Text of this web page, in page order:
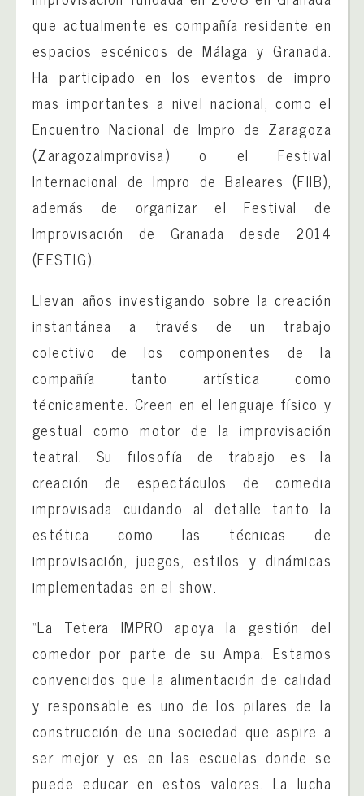
que actualmente es compañía residente en
espacios escénicos de Málaga y Granada.
Ha participado en los eventos de impro
mas importantes a nivel nacional, como el
Encuentro Nacional de Impro de Zaragoza
(ZaragozaImprovisa) o el Festival
Internacional de Impro de Baleares (FIIB),
además de organizar el Festival de
Improvisación de Granada desde 2014
(FESTIG).
Llevan años investigando sobre la creación
instantánea a través de un trabajo
colectivo de los componentes de la
compañía tanto artística como
técnicamente. Creen en el lenguaje físico y
gestual como motor de la improvisación
teatral. Su filosofía de trabajo es la
creación de espectáculos de comedia
improvisada cuidando al detalle tanto la
estética como las técnicas de
improvisación, juegos, estilos y dinámicas
implementadas en el show.
“La Tetera IMPRO apoya la gestión del
comedor por parte de su Ampa. Estamos
convencidos que la alimentación de calidad
y responsable es uno de los pilares de la
construcción de una sociedad que aspire a
ser mejor y es en las escuelas donde se
puede educar en estos valores. La lucha